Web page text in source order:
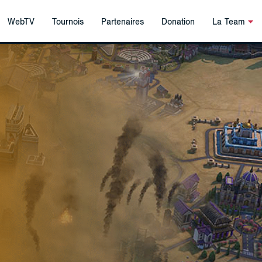
WebTV Tournois Partenaires Donation La Team